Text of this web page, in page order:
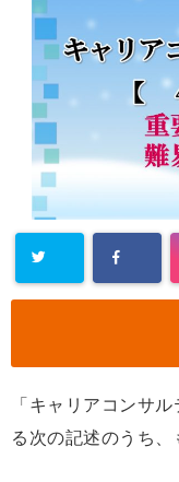
「キャリアコンサ
る次の記述のうち、